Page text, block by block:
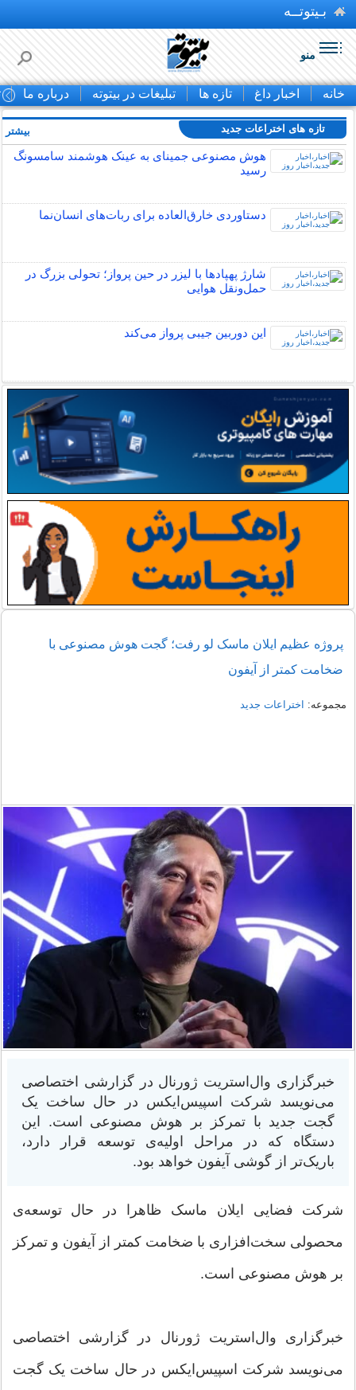
بـیتوتــه
منو
خانه اخبار داغ تازه ها تبلیغات در بیتوته درباره ما
تازه های اختراعات جدید
هوش مصنوعی جمینای به عینک هوشمند سامسونگ
رسید
دستاوردی خارق‌العاده برای ربات‌های انسان‌نما
شارژ پهپادها با لیزر در حین پرواز؛ تحولی بزرگ در
حمل‌ونقل هوایی
این دوربین جیبی پرواز می‌کند
بیشتر
پروژه عظیم ایلان ماسک لو رفت؛ گجت هوش مصنوعی با
ضخامت کمتر از آیفون
مجموعه: اختراعات جدید
خبرگزاری وال‌استریت ژورنال در گزارشی اختصاصی
می‌نویسد شرکت اسپیس‌ایکس در حال ساخت یک
گجت جدید با تمرکز بر هوش مصنوعی است. این
دستگاه که در مراحل اولیه‌ی توسعه قرار دارد،
باریک‌تر از گوشی آیفون خواهد بود.
شرکت فضایی ایلان ماسک ظاهرا در حال توسعه‌ی
محصولی سخت‌افزاری با ضخامت کمتر از آیفون و تمرکز
بر هوش مصنوعی است.
خبرگزاری وال‌استریت ژورنال در گزارشی اختصاصی
می‌نویسد شرکت اسپیس‌ایکس در حال ساخت یک گجت